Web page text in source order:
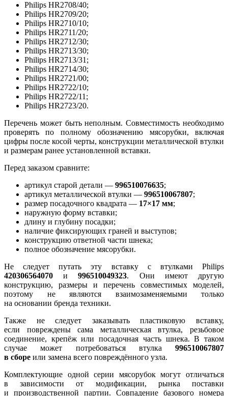
Philips HR2708/40;
Philips HR2709/20;
Philips HR2710/10;
Philips HR2711/20;
Philips HR2712/30;
Philips HR2713/30;
Philips HR2713/31;
Philips HR2714/30;
Philips HR2721/00;
Philips HR2722/10;
Philips HR2722/11;
Philips HR2723/20.
Перечень может быть неполным. Совместимость необходимо
проверять по полному обозначению мясорубки, включая
цифры после косой черты, конструкции металлической втулки
и размерам ранее установленной вставки.
Перед заказом сравните:
артикул старой детали — 996510076635;
артикул металлической втулки — 996510067807;
размер посадочного квадрата — 17×17 мм;
наружную форму вставки;
длину и глубину посадки;
наличие фиксирующих граней и выступов;
конструкцию ответной части шнека;
полное обозначение мясорубки.
Не следует путать эту вставку с втулками Philips
420306564070 и996510049323. Они имеют другую
конструкцию, размеры и перечень совместимых моделей,
поэтому не являются взаимозаменяемыми только
на основании бренда техники.
Также не следует заказывать пластиковую вставку,
если повреждены сама металлическая втулка, резьбовое
соединение, крепёж или посадочная часть шнека. В таком
случае может потребоваться втулка 996510067807
в сборе или замена всего повреждённого узла.
Комплектующие одной серии мясорубок могут отличаться
в зависимости от модификации, рынка поставки
и производственной партии. Совпадение базового номера